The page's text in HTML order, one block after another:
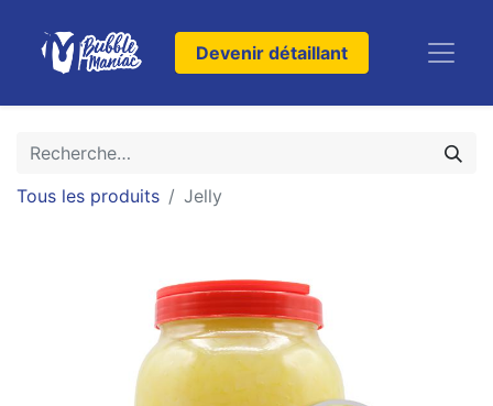
Devenir détaillant
Tous les produits Jelly